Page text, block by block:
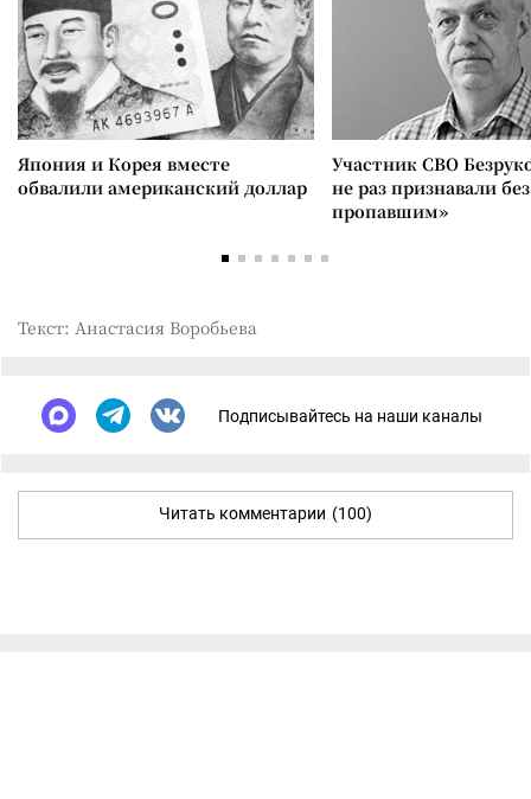
Япония и Корея вместе
обвалили американский доллар
Участник СВО
не раз признавали
пропавшим»
Текст: Анастасия Воробьева
Подписывайтесь на наши каналы
Читать комментарии (100)